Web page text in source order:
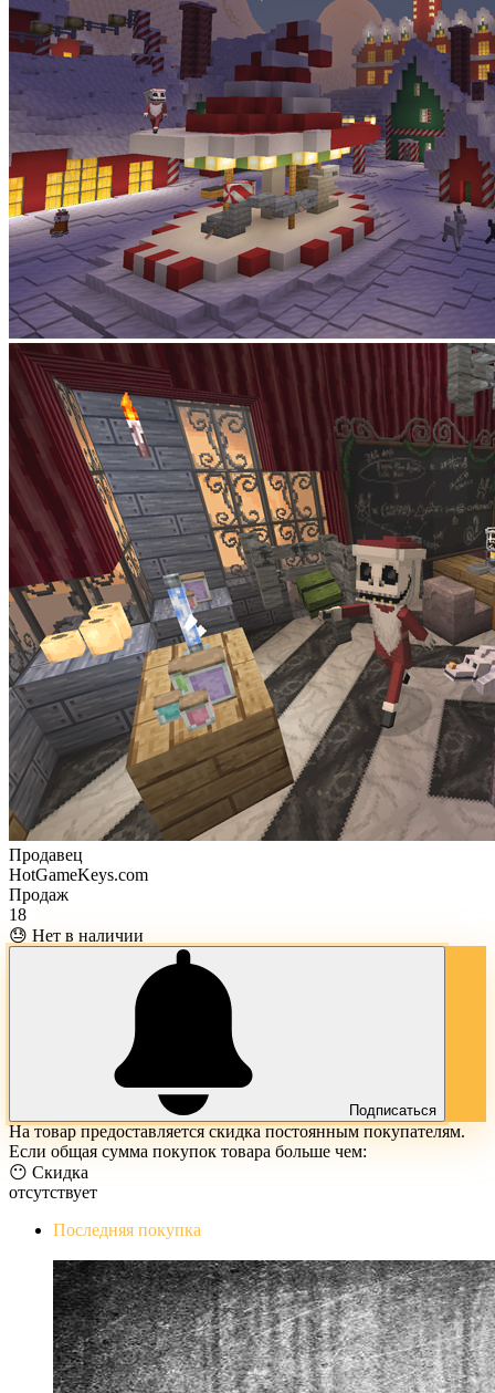
Продавец
HotGameKeys.com
Продаж
18
😓 Нет в наличии
Подписаться
На товар предоставляется скидка постоянным покупателям.
Если общая сумма покупок товара больше чем:
😶 Скидка
отсутствует
Последняя покупка